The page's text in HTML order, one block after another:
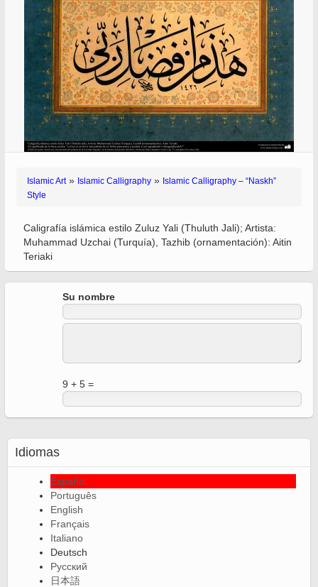
Islamic Art» Islamic Calligraphy » Islamic Calligraphy – “Naskh”
Style
Caligrafía islámica estilo Zuluz Yali (Thuluth Jali); Artista:
Muhammad Uzchai (Turquía), Tazhib (ornamentación): Aitin
Teriaki
Su nombre
9 + 5 =
Idiomas
Español
Português
English
Français
Italiano
Deutsch
Русский
日本語